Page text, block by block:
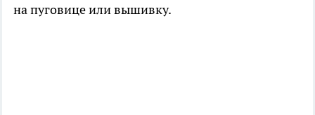
на пуговице или вышивку.